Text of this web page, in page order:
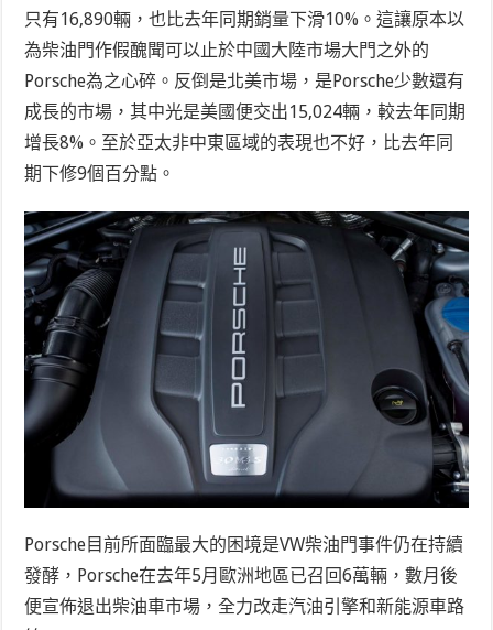
只有16,890輛，也比去年同期銷量下滑10%。這讓原本以
為柴油門作假醜聞可以止於中國大陸市場大門之外的
Porsche為之心碎。反倒是北美市場，是Porsche少數還有
成長的市場，其中光是美國便交出15,024輛，較去年同期
增長8%。至於亞太非中東區域的表現也不好，比去年同
期下修9個百分點。
Porsche目前所面臨最大的困境是VW柴油門事件仍在持續
發酵，Porsche在去年5月歐洲地區已召回6萬輛，數月後
便宣佈退出柴油車市場，全力改走汽油引擎和新能源車路